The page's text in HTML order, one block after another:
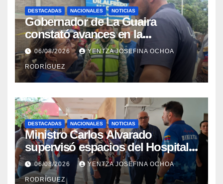
DESTACADAS NACIONALES NOTICIAS
Gobernador de La Guaira
constató avances en la
rehabilitación del Hospitalito de
Catia la Mar
06/08/2026 YENTZA JOSEFINA OCHOA
RODRÍGUEZ
DESTACADAS NACIONALES NOTICIAS
Ministro Carlos Alvarado
supervisó espacios del Hospital
Dermatológico Dr. Martín Vegas
en La Guaira
06/08/2026 YENTZA JOSEFINA OCHOA
RODRÍGUEZ